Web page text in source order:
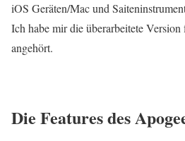
iOS Geräten/Mac und
Ich habe mir die überarbeitete Version
angehört.
Die Features des